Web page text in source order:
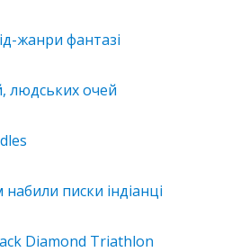
жанри фантазі
людських очей
писки індіанці
Diamond Triathlon